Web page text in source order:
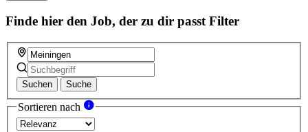
Finde hier den Job, der zu dir passt Filter
Suchen Suche
Sortieren nach